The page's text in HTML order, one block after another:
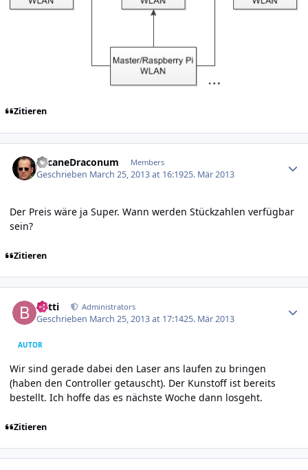
Zitieren
ArcaneDraconum Members
Geschrieben March 25, 2013 at 16:1925. Mär 2013
Der Preis wäre ja Super. Wann werden Stückzahlen verfügbar
sein?
Zitieren
batti Administrators
Geschrieben March 25, 2013 at 17:1425. Mär 2013
AUTOR
Wir sind gerade dabei den Laser ans laufen zu bringen
(haben den Controller getauscht). Der Kunstoff ist bereits
bestellt. Ich hoffe das es nächste Woche dann losgeht.
Zitieren